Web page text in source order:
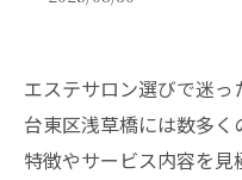
エステサロン選びで迷
台東区浅草橋には数多
特徴やサービス内容を